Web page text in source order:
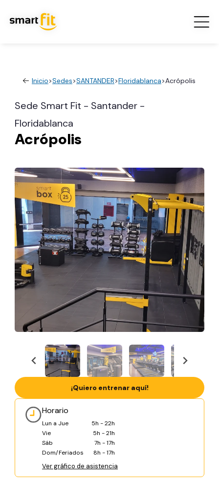
Inicio>Sedes>SANTANDER>Floridablanca>Acrópolis
Sede Smart Fit - Santander -
Floridablanca
Acrópolis
Horario
Lun a Jue
5h - 22h
Vie
5h - 21h
Sáb
7h - 17h
Dom/Feriados
8h - 17h
Ver gráfico de asistencia
¡Quiero entrenar aquí!